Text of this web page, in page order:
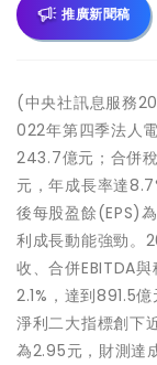
推廣新聞稿
(中央社訊息服務
022年第四季法人
243.7億元；合併
元，年成長率達
後每股盈餘(EPS)
利成長動能強勁。
收、合併EBITDA
2.1%，達到891.5
淨利二大指標創下
為2.95元，財測達